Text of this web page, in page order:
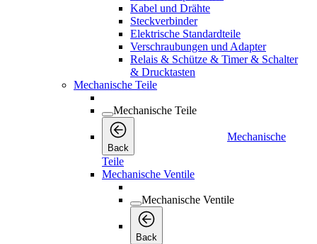
Kabel und Drähte
Steckverbinder
Elektrische Standardteile
Verschraubungen und Adapter
Relais & Schütze & Timer & Schalter
& Drucktasten
Mechanische Teile
Mechanische Teile
Back
Mechanische
Teile
Mechanische Ventile
Mechanische Ventile
Back